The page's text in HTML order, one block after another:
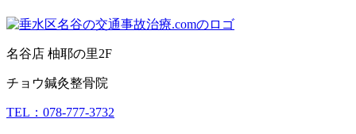
名谷店 柚耶の里2F
チョウ鍼灸整骨院
TEL：078-777-3732